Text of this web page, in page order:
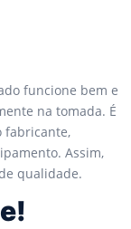
funcione bem e
na tomada. É
fabricante,
Assim,
qualidade.